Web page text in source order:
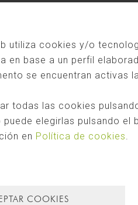
se han utilizado materiales
el caso por ejemplo del parquet,
utiliza cookies y/o
en base a un perfil
se encuentran activas
todas las cookies
puede elegirlas pulsando el
en Política de cookies
COOKIES